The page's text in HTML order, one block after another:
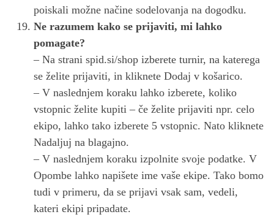
poiskali možne načine sodelovanja na dogodku.
Ne razumem kako se prijaviti, mi lahko
pomagate?
– Na strani spid.si/shop izberete turnir, na katerega
se želite prijaviti, in kliknete Dodaj v košarico.
– V naslednjem koraku lahko izberete, koliko
vstopnic želite kupiti – če želite prijaviti npr. celo
ekipo, lahko tako izberete 5 vstopnic. Nato kliknete
Nadaljuj na blagajno.
– V naslednjem koraku izpolnite svoje podatke. V
Opombe lahko napišete ime vaše ekipe. Tako bomo
tudi v primeru, da se prijavi vsak sam, vedeli,
kateri ekipi pripadate.